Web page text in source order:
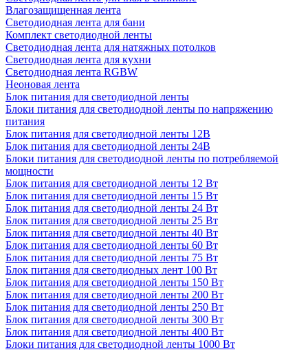
Влагозащищенная лента
Светодиодная лента для бани
Комплект светодиодной ленты
Светодиодная лента для натяжных потолков
Светодиодная лента для кухни
Светодиодная лента RGBW
Неоновая лента
Блок питания для светодиодной ленты
Блоки питания для светодиодной ленты по напряжению
питания
Блок питания для светодиодной ленты 12В
Блок питания для светодиодной ленты 24В
Блоки питания для светодиодной ленты по потребляемой
мощности
Блок питания для светодиодной ленты 12 Вт
Блок питания для светодиодной ленты 15 Вт
Блок питания для светодиодной ленты 24 Вт
Блок питания для светодиодной ленты 25 Вт
Блок питания для светодиодной ленты 40 Вт
Блок питания для светодиодной ленты 60 Вт
Блок питания для светодиодной ленты 75 Вт
Блок питания для светодиодных лент 100 Вт
Блок питания для светодиодной ленты 150 Вт
Блок питания для светодиодной ленты 200 Вт
Блок питания для светодиодной ленты 250 Вт
Блок питания для светодиодной ленты 300 Вт
Блок питания для светодиодной ленты 400 Вт
Блоки питания для светодиодной ленты 1000 Вт